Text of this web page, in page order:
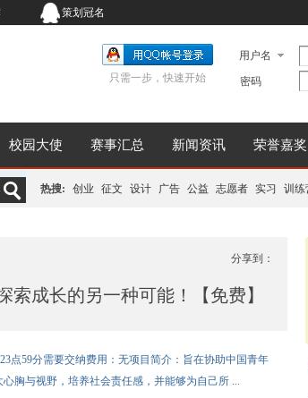
策划冠名
用户名
密码
只需一步，快速开始
校园大使 赛事汇总 新闻资讯 荣誉嘉奖
索
热搜: 创业 征文 设计 广告 公益 志愿者 实习 训练
分享到：
索成长的另一种可能！【免费】
点59分需要交纳费用：无项目简介：旨在协助中国青年
胸与视野，培养社会责任感，并能够为自己所 ...